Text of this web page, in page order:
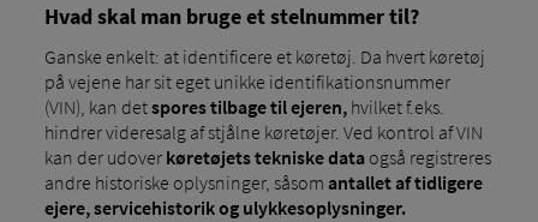
Hvad skal man bruge et stelnummer til?
Ganske enkelt: at identificere et køretøj. Da hvert køretøj
på vejene har sit eget unikke identifikationsnummer
(VIN), kan detspores tilbage til ejeren,hvilket f.eks.
hindrer videresalg af stjålne køretøjer. Ved kontrol af VIN
kan der udover køretøjets tekniske dataogså registreres
andre historiske oplysninger, såsom antallet af tidligere
ejere, servicehistorik og ulykkesoplysninger.